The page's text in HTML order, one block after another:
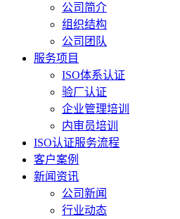
公司简介
组织结构
公司团队
服务项目
ISO体系认证
验厂认证
企业管理培训
内审员培训
ISO认证服务流程
客户案例
新闻资讯
公司新闻
行业动态